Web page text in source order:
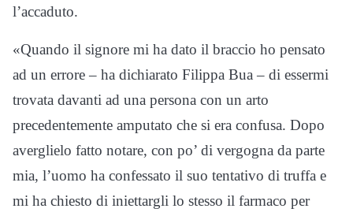
l’accaduto.
«Quando il signore mi ha dato il braccio ho pensato
ad un errore – ha dichiarato Filippa Bua – di essermi
trovata davanti ad una persona con un arto
precedentemente amputato che si era confusa. Dopo
averglielo fatto notare, con po’ di vergogna da parte
mia, l’uomo ha confessato il suo tentativo di truffa e
mi ha chiesto di iniettargli lo stesso il farmaco per